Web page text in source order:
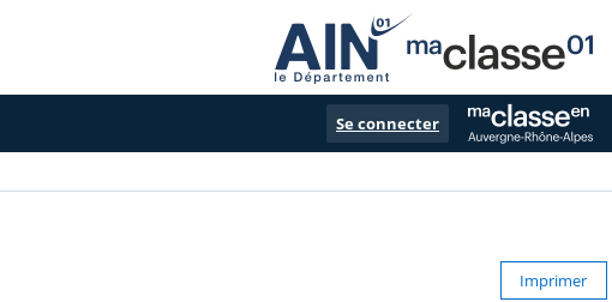
Se connecter
Imprimer